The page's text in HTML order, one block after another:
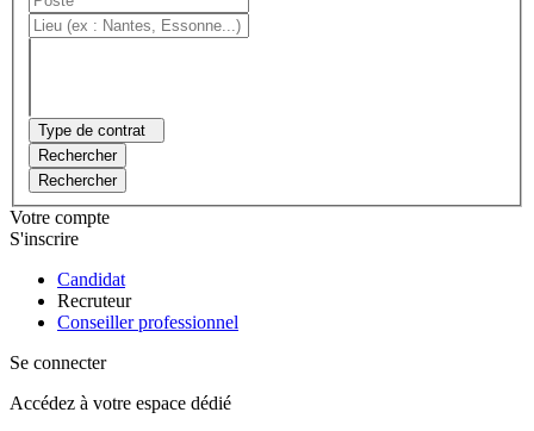
Type de contrat
Rechercher
Rechercher
Votre compte
S'inscrire
Candidat
Recruteur
Conseiller professionnel
Se connecter
Accédez à votre espace dédié